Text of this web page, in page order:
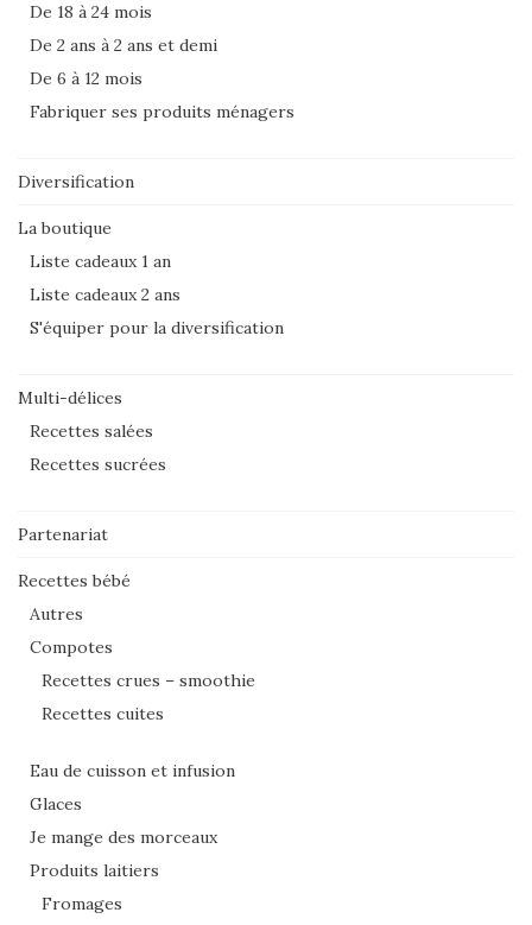
De 18 à 24 mois
De 2 ans à 2 ans et demi
De 6 à 12 mois
Fabriquer ses produits ménagers
Diversification
La boutique
Liste cadeaux 1 an
Liste cadeaux 2 ans
S'équiper pour la diversification
Multi-délices
Recettes salées
Recettes sucrées
Partenariat
Recettes bébé
Autres
Compotes
Recettes crues – smoothie
Recettes cuites
Eau de cuisson et infusion
Glaces
Je mange des morceaux
Produits laitiers
Fromages